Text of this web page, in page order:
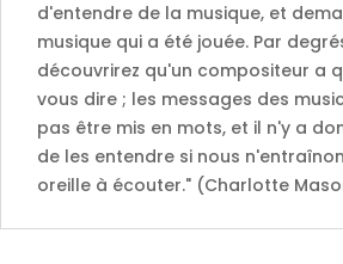
d'entendre de la musique, et
musique qui a été jouée. Par
découvrirez qu'un compositeur a
vous dire ; les messages des
pas être mis en mots, et il n'y a
de les entendre si nous
oreille à écouter." (Charlotte